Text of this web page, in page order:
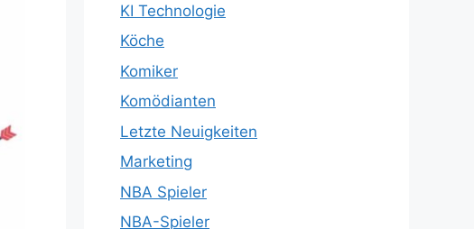
KI Technologie
Köche
Komiker
Komödianten
Letzte Neuigkeiten
Marketing
NBA Spieler
NBA-Spieler